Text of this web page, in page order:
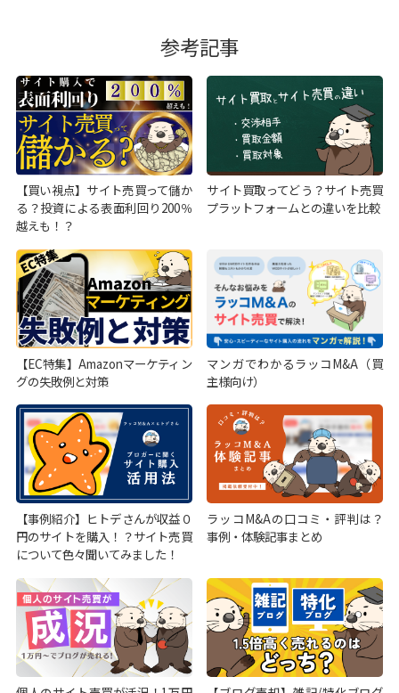
参考記事
【買い視点】サイト売買って儲か
る？投資による表面利回り200％
越えも！？
サイト買取ってどう？サイト売買
プラットフォームとの違いを比較
【EC特集】Amazonマーケティン
グの失敗例と対策
マンガでわかるラッコM&A（買
主様向け）
【事例紹介】ヒトデさんが収益０
円のサイトを購入！？サイト売買
について色々聞いてみました！
ラッコM&Aの口コミ・評判は？
事例・体験記事まとめ